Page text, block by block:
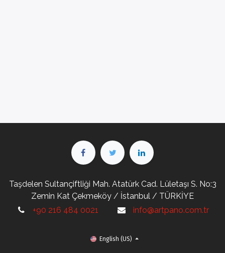
Taşdelen Sultançiftliği Mah. Atatürk Cad. Lületaşı S. No:3
Zemin Kat Çekmeköy / İstanbul / TÜRKİYE
+90 216 484 0021
info@artpano.com.tr
English (US)